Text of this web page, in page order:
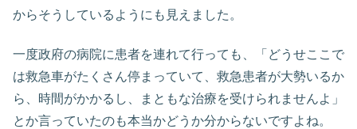
からそうしているようにも見えました。
一度政府の病院に患者を連れて行っても、「どうせここで
は救急車がたくさん停まっていて、救急患者が大勢いるか
ら、時間がかかるし、まともな治療を受けられませんよ」
とか言っていたのも本当かどうか分からないですよね。